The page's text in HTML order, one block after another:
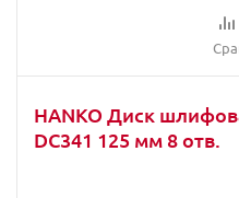
HANKO Диск
DC341 125 мм 8 отв.